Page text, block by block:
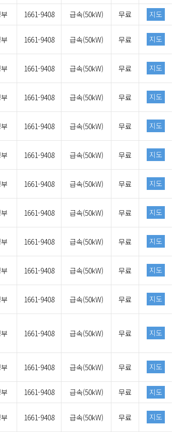
1661-9408 급속(50kW) 무료 지도
1661-9408 급속(50kW) 무료 지도
1661-9408 급속(50kW) 무료 지도
1661-9408 급속(50kW) 무료 지도
1661-9408 급속(50kW) 무료 지도
1661-9408 급속(50kW) 무료 지도
1661-9408 급속(50kW) 무료 지도
1661-9408 급속(50kW) 무료 지도
1661-9408 급속(50kW) 무료 지도
1661-9408 급속(50kW) 무료 지도
1661-9408 급속(50kW) 무료 지도
1661-9408 급속(50kW) 무료 지도
1661-9408 급속(50kW) 무료 지도
1661-9408 급속(50kW) 무료 지도
1661-9408 급속(50kW) 무료 지도